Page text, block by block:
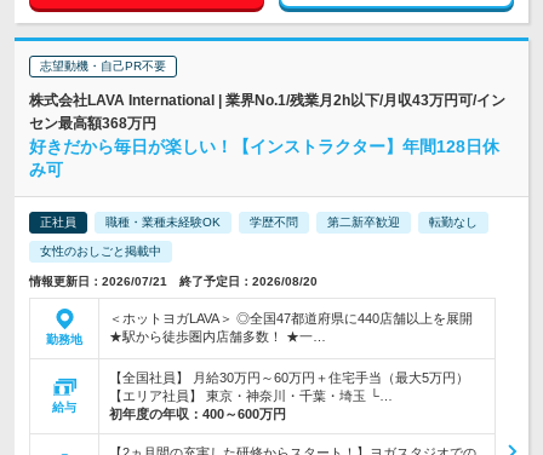
志望動機・自己PR不要
株式会社LAVA International | 業界No.1/残業月2h以下/月収43万円可/イン
セン最高額368万円
好きだから毎日が楽しい！【インストラクター】年間128日休
み可
正社員 職種・業種未経験OK 学歴不問 第二新卒歓迎 転勤なし
女性のおしごと掲載中
情報更新日：2026/07/21 終了予定日：2026/08/20
勤務地
＜ホットヨガLAVA＞ ◎全国47都道府県に440店舗以上を展開
★駅から徒歩圏内店舗多数！ ★一…
給与
【全国社員】 月給30万円～60万円＋住宅手当（最大5万円）
【エリア社員】 東京・神奈川・千葉・埼玉 └…
初年度の年収： 400～600万円